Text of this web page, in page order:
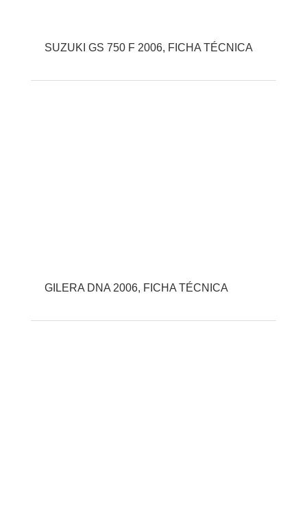
SUZUKI GS 750 F 2006, FICHA TÉCNICA
GILERA DNA 2006, FICHA TÉCNICA